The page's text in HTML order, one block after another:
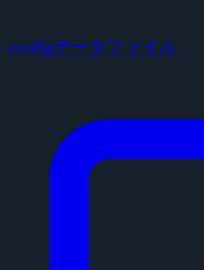
configデータファイル